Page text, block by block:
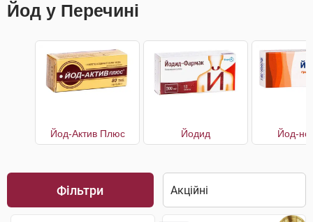
Йод у Перечині
Йод-Актив Плюс Йодид Йод-
Фільтри